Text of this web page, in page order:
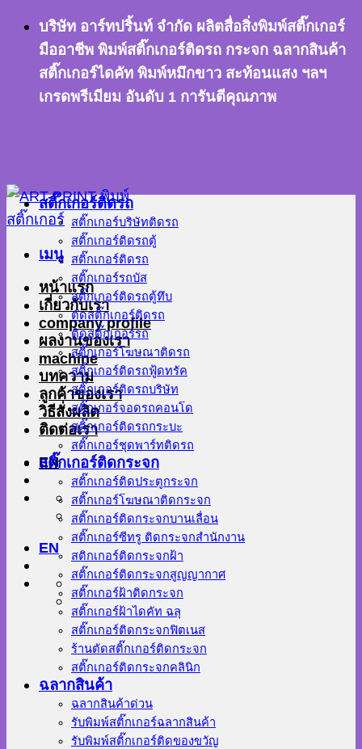
ข้าม
เนื้อหา
บริษัท อาร์ทปริ้นท์ จำกัด ผลิตสื่อสิ่งพิมพ์สติ๊กเกอร์
มืออาชีพ พิมพ์สติ๊กเกอร์ติดรถ กระจก ฉลากสินค้า
สติ๊กเกอร์ไดคัท พิมพ์หมึกขาว สะท้อนแสง ฯลฯ
เกรดพรีเมียม อันดับ 1 การันตีคุณภาพ
เมนู
หน้าแรก
เกี่ยวกับเรา
company profile
ผลงานของเรา
machine
บทความ
ลูกค้าของเรา
วิธีสั่งผลิต
ติดต่อเรา
EN
EN
สติ๊กเกอร์ติดรถ
สติ๊กเกอร์บริษัทติดรถ
สติ๊กเกอร์ติดรถตู้
สติ๊กเกอร์ติดรถ
สติ๊กเกอร์รถบัส
สติ๊กเกอร์ติดรถตู้ทึบ
ตัดสติ๊กเกอร์ติดรถ
ติดสติ๊กเกอร์รถ
สติ๊กเกอร์โฆษณาติดรถ
สติ๊กเกอร์ติดรถฟู้ดทรัค
สติ๊กเกอร์ติดรถบริษัท
สติ๊กเกอร์จอดรถคอนโด
สติ๊กเกอร์ติดรถกระบะ
สติ๊กเกอร์ชุดพาร์ทติดรถ
สติ๊กเกอร์ติดกระจก
สติ๊กเกอร์ติดประตูกระจก
สติ๊กเกอร์โฆษณาติดกระจก
สติ๊กเกอร์ติดกระจกบานเลื่อน
สติ๊กเกอร์ซีทรู ติดกระจกสำนักงาน
สติกเกอร์ติดกระจกฝ้า
สติ๊กเกอร์ติดกระจกสูญญากาศ
สติ๊กเกอร์ฝ้าติดกระจก
สติ๊กเกอร์ฝ้าไดคัท ฉลุ
สติ๊กเกอร์ติดกระจกฟิตเนส
ร้านตัดสติ๊กเกอร์ติดกระจก
สติ๊กเกอร์ติดกระจกคลินิก
ฉลากสินค้า
ฉลากสินค้าด่วน
รับพิมพ์สติ๊กเกอร์ฉลากสินค้า
รับพิมพ์สติ๊กเกอร์ติดของขวัญ